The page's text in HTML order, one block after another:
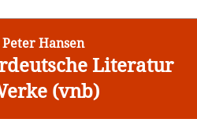
Peter Hansen
Literatur
(vnb)